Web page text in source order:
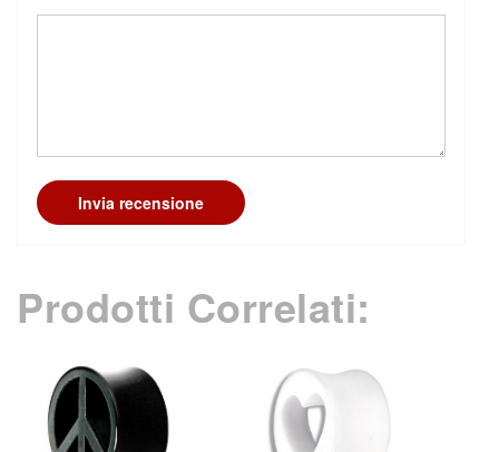
Invia recensione
Prodotti Correlati: